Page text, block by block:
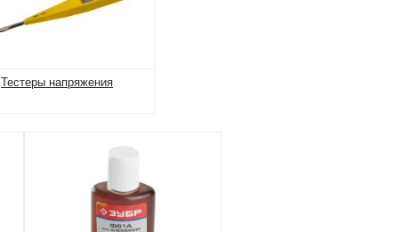
Тестеры напряжения